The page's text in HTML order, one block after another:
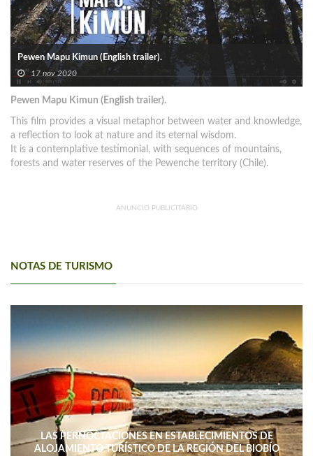
Pewen Mapu Kimun (English trailer).
17 nov 2020
Pewen Mapu Kimun (English trailer).
This film provides a visual metaphor between water and knowledge,
a reflection to look at nature and its eternal wisdom.
It is a contemplative testimonial, with sequences of mountains,
forests and water reserves of the Pewenche territory (Chile).
ANUNCIO PUBLICITARIO
NOTAS DE TURISMO
LAS PERNOCTACIONES EN ESTABLECIMIENTOS DE
ALOJAMIENTO TURÍSTICO DE LA REGIÓN DEL BIOBÍO